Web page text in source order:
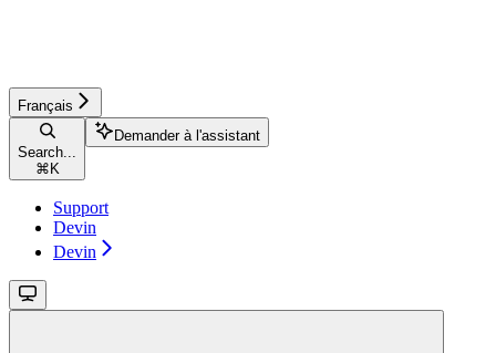
Français
Search...
⌘ K
Demander à l'assistant
Support
Devin
Devin